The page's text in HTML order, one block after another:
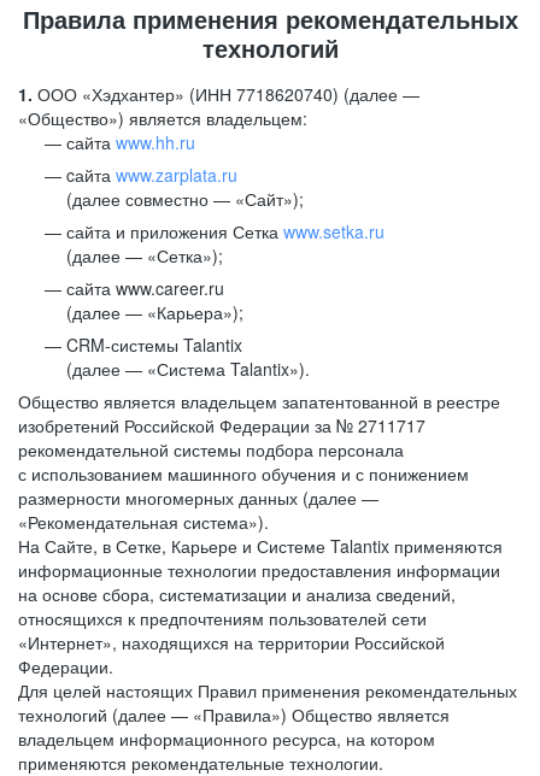
Правила применения рекомендательных
технологий
1. ООО «Хэдхантер» (ИНН 7718620740) (далее —
«Общество») является владельцем:
сайта www.hh.ru
cайта www.zarplata.ru
(далее совместно — «Сайт»);
сайта и приложения Сетка www.setka.ru
(далее — «Сетка»);
сайта www.career.ru
(далее — «Карьера»);
CRM-системы Talantix
(далее — «Система Talantix»).
Общество является владельцем запатентованной в реестре
изобретений Российской Федерации за № 2711717
рекомендательной системы подбора персонала
с использованием машинного обучения и с понижением
размерности многомерных данных (далее —
«Рекомендательная система»).
На Сайте, в Сетке, Карьере и Системе Talantix применяются
информационные технологии предоставления информации
на основе сбора, систематизации и анализа сведений,
относящихся к предпочтениям пользователей сети
«Интернет», находящихся на территории Российской
Федерации.
Для целей настоящих Правил применения рекомендательных
технологий (далее — «Правила») Общество является
владельцем информационного ресурса, на котором
применяются рекомендательные технологии.